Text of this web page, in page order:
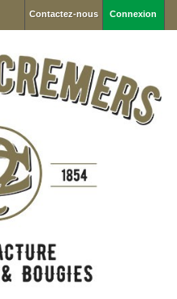
Connexion
Contactez-nous